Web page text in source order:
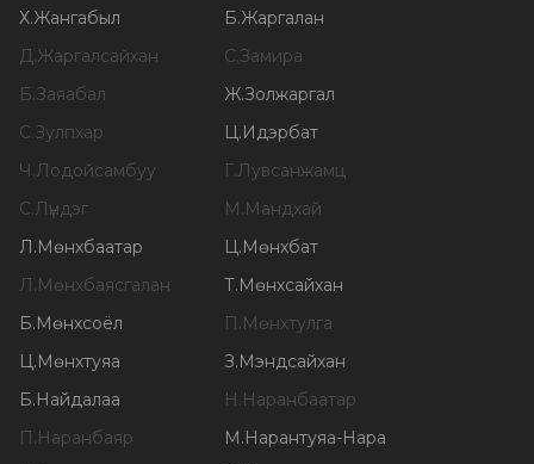
Х.Жангабыл Б.Жаргалан
Д.Жаргалсайхан С.Замира
Б.Заяабал Ж.Золжаргал
С.Зулпхар Ц. Идэрбат
Ч .Лодойсамбуу Г.Лувсанжамц
С.Лүндэг М . Мандхай
Л . Мөнхбаатар Ц. Мөнхбат
Л . Мөнхбаясгалан Т. Мөнхсайхан
Б. Мөнхсоёл П . Мөнхтулга
Ц. Мөнхтуяа З. Мэндсайхан
Б. Найдалаа Н . Наранбаатар
П . Наранбаяр М . Нарантуяа-Нара